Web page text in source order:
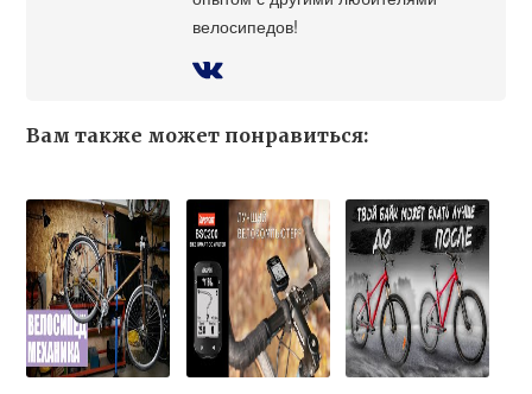
велосипедов!
Вам также может понравиться: